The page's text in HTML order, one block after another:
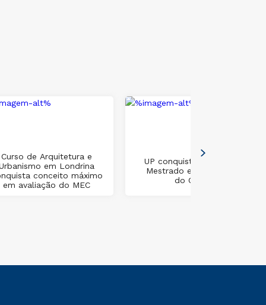
Curso de Arquitetura e
em Londrina
conceito máximo
em avaliação do MEC
UP conquista Bolsas de
Mestrado e Doutorado
do CNPq